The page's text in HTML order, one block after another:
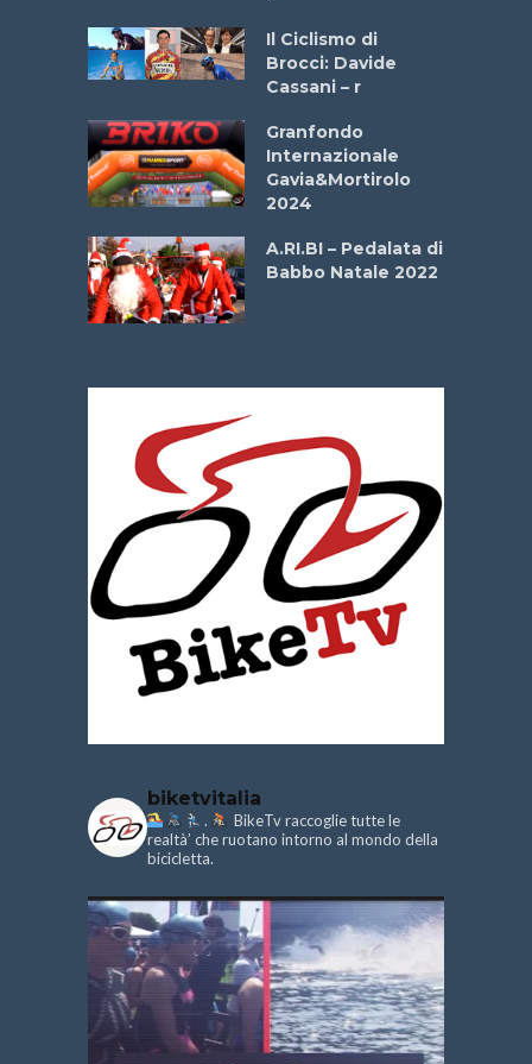
Il Ciclismo di
Brocci: Davide
Cassani – r
Granfondo
Internazionale
Gavia&Mortirolo
2024
A.RI.BI – Pedalata di
Babbo Natale 2022
biketvitalia
.
BikeTv raccoglie tutte le
realtà’ che ruotano intorno al mondo della
bicicletta.